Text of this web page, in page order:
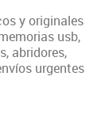
y originales
usb,
abridores,
urgentes